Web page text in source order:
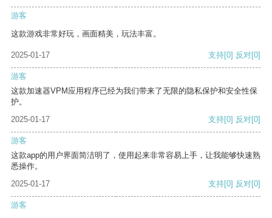
游客
这款游戏非常好玩，画面精美，玩法丰富。
2025-01-17 支持[0] 反对[0]
游客
这款加速器VPM应用程序已经为我们带来了无限的隐私保护和安全性保
护。
2025-01-17
支持[0] 反对[0]
游客
这款app的用户界面简洁明了，使用起来非常容易上手，让我能够快速熟
悉操作。
2025-01-17
支持[0] 反对[0]
游客